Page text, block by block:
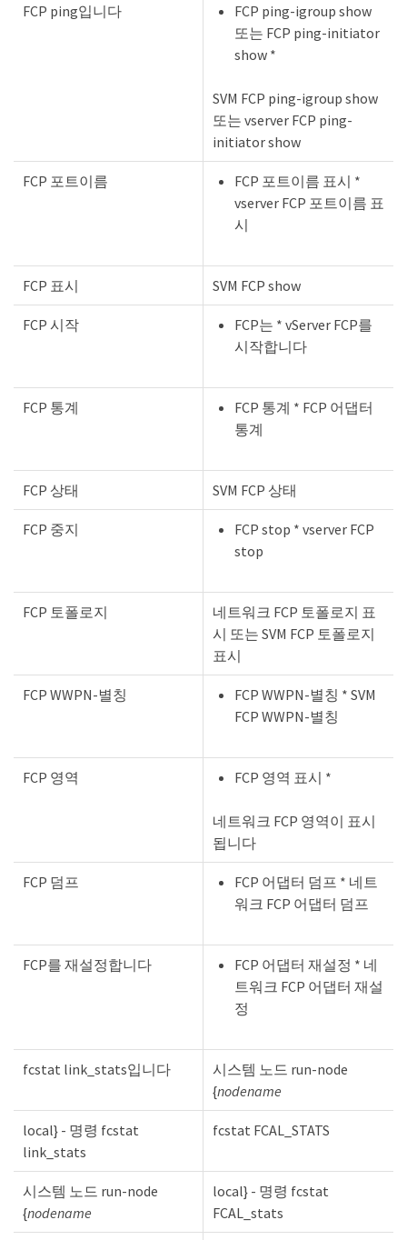
FCP ping입니다
FCP ping-igroup show
또는 FCP ping-initiator
show *
SVM FCP ping-igroup show
또는 vserver FCP ping-
initiator show
FCP 포트이름
FCP 포트이름 표시 *
vserver FCP 포트이름 표
시
FCP 표시 SVM FCP show
FCP 시작
FCP는 * vServer FCP를
시작합니다
FCP 통계
FCP 통계 * FCP 어댑터
통계
FCP 상태 SVM FCP 상태
FCP 중지
FCP stop * vserver FCP
stop
FCP 토폴로지
네트워크 FCP 토폴로지 표
시 또는 SVM FCP 토폴로지
표시
FCP WWPN-별칭
FCP WWPN-별칭 * SVM
FCP WWPN-별칭
FCP 영역 FCP 영역 표시 *
네트워크 FCP 영역이 표시
됩니다
FCP 덤프
FCP 어댑터 덤프 * 네트
워크 FCP 어댑터 덤프
FCP를 재설정합니다
FCP 어댑터 재설정 * 네
트워크 FCP 어댑터 재설
정
fcstat link_stats입니다
시스템 노드 run-node
{nodename
local} - 명령 fcstat
link_stats
fcstat FCAL_STATS
시스템 노드 run-node
{nodename
local} - 명령 fcstat
FCAL_stats